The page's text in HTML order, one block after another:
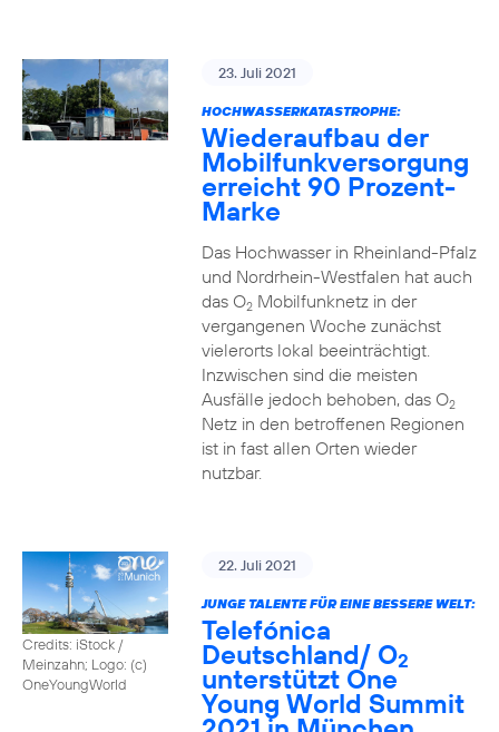
23. Juli 2021
HOCHWASSERKATASTROPHE:
Wiederaufbau der
Mobilfunkversorgung
erreicht 90 Prozent-
Marke
Das Hochwasser in Rheinland-Pfalz
und Nordrhein-Westfalen hat auch
das O2Mobilfunknetz in der
vergangenen Woche zunächst
vielerorts lokal beeinträchtigt.
Inzwischen sind die meisten
Ausfälle jedoch behoben, das O2
Netz in den betroffenen Regionen
ist in fast allen Orten wieder
nutzbar.
Credits: iStock /
Meinzahn; Logo: (c)
OneYoungWorld
22. Juli 2021
JUNGE TALENTE FÜR EINE BESSERE WELT:
Telefónica
Deutschland/ O2
unterstützt One
Young World Summit